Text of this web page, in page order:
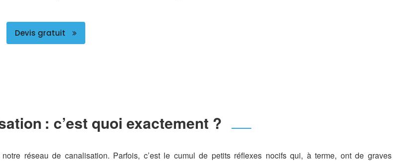
Devis gratuit
: c’est quoi exactement ?
réseau de canalisation. Parfois, c’est le cumul de petits réflexes nocifs qui, à terme, ont de graves